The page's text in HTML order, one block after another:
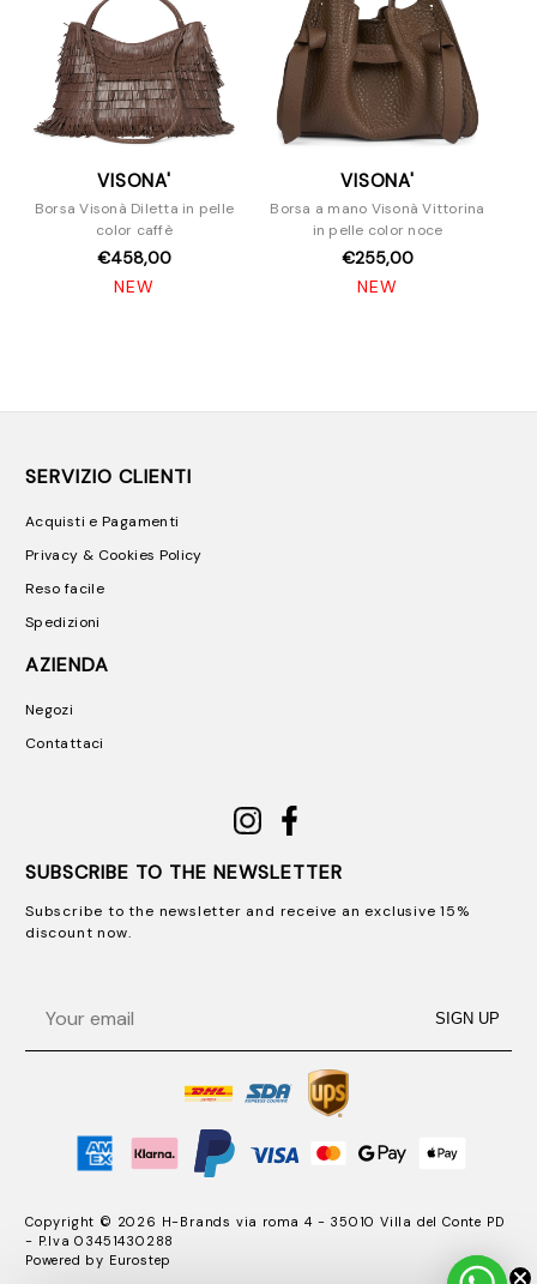
VISONA'
Borsa Visonà Diletta in pelle
color caffè
€458,00
NEW
VISONA'
Borsa a mano Visonà Vittorina
in pelle color noce
€255,00
NEW
SERVIZIO CLIENTI
Acquisti e Pagamenti
Privacy & Cookies Policy
Reso facile
Spedizioni
AZIENDA
Negozi
Contattaci
SUBSCRIBE TO THE NEWSLETTER
Subscribe to the newsletter and receive an exclusive 15%
discount now.
SIGN UP
Copyright © 2026 H-Brands via roma 4 - 35010 Villa del Conte PD
- P.Iva 03451430288
Powered by Eurostep